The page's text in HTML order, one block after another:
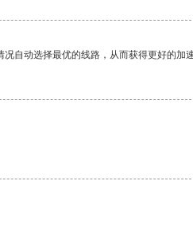
自动选择最优的线路，从而获得更好的加速